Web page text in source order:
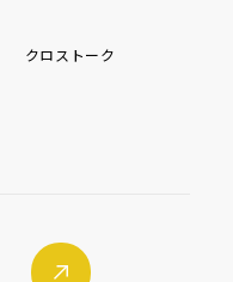
クロストーク